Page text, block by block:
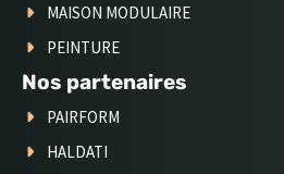
MAISON MODULAIRE
PEINTURE
Nos partenaires
PAIRFORM
HALDATI